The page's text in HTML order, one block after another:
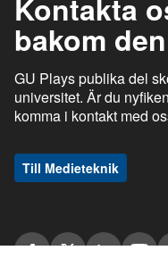
Kontakta
bakom
GU Plays publika del
universitet. Är du
komma i kontakt med
Till Medieteknik